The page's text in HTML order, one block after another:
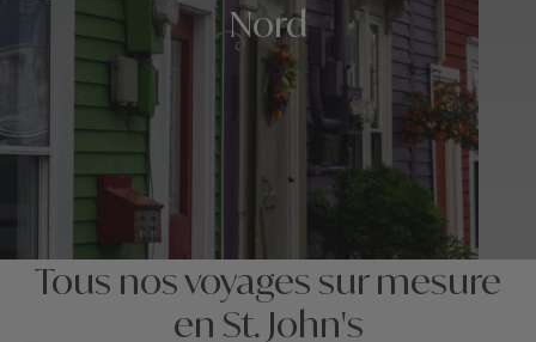
Nord
Tous nos voyages sur mesure
en St. John's